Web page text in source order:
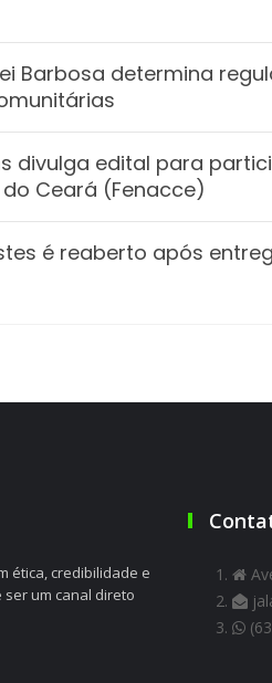
Barbosa determina
divulga edital para
Ceará (Fenacce)
é reaberto após
ética, credibilidade e
um canal direto